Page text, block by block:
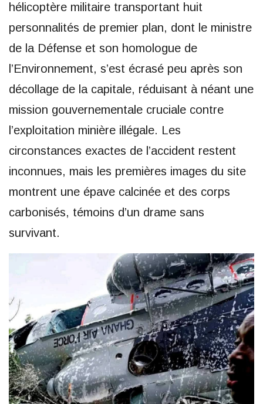
hélicoptère militaire transportant huit
personnalités de premier plan, dont le ministre
de la Défense et son homologue de
l’Environnement, s’est écrasé peu après son
décollage de la capitale, réduisant à néant une
mission gouvernementale cruciale contre
l’exploitation minière illégale. Les
circonstances exactes de l’accident restent
inconnues, mais les premières images du site
montrent une épave calcinée et des corps
carbonisés, témoins d’un drame sans
survivant.